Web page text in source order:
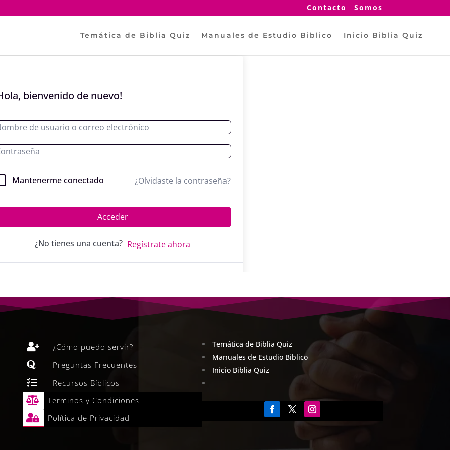
Contacto Somos
Temática de Biblia Quiz Manuales de Estudio Biblico Inicio Biblia Quiz
bienvenido de nuevo!
Mantenerme conectado ¿Olvidaste la contraseña?
Acceder
¿No tienes una cuenta? Regístrate ahora
 ¿Cómo puedo servir?
 Preguntas Frecuentes
 Recursos Bíblicos
 Terminos y Condiciones
 Política de Privacidad
Temática de Biblia Quiz
Manuales de Estudio Biblico
Inicio Biblia Quiz